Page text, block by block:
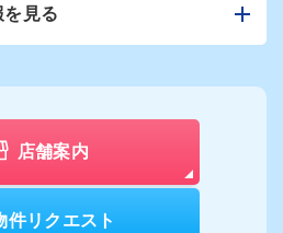
見る
店舗案内
件リクエスト